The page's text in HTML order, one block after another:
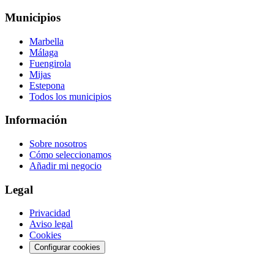
Municipios
Marbella
Málaga
Fuengirola
Mijas
Estepona
Todos los municipios
Información
Sobre nosotros
Cómo seleccionamos
Añadir mi negocio
Legal
Privacidad
Aviso legal
Cookies
Configurar cookies